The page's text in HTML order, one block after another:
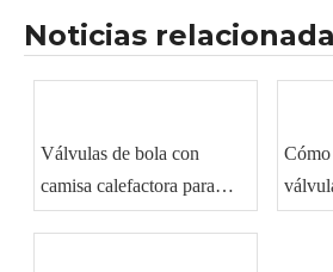
Noticias
Válvulas de bola con
camisa calefactora para
manipulación de materiales
Cómo